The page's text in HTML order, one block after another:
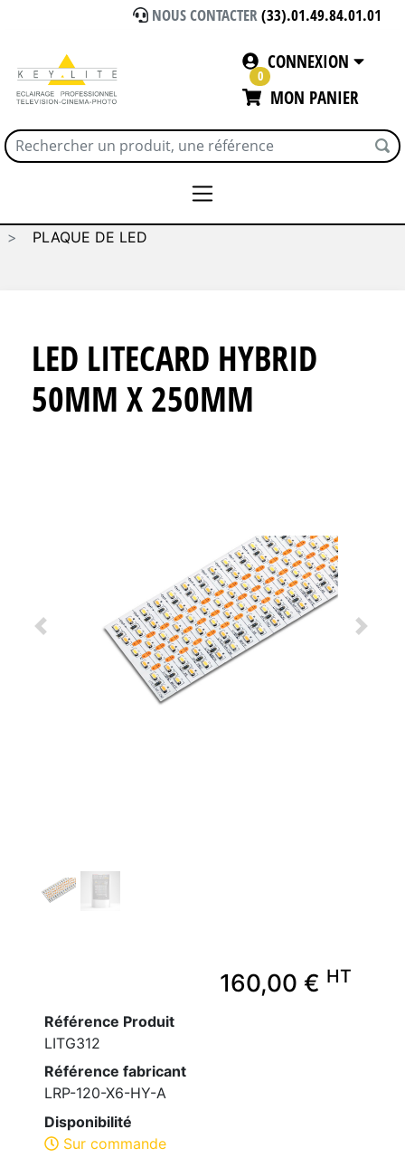
NOUS CONTACTER(33).01.49.84.01.01
CONNEXION
0
MON PANIER
PLAQUE DE LED
LED LITECARD HYBRID
50MM X 250MM
Previous Next
160,00 € HT
Référence Produit
LITG312
Référence fabricant
LRP-120-X6-HY-A
Disponibilité
Sur commande